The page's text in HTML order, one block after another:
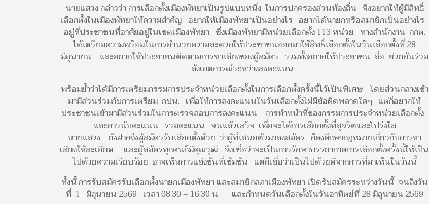
นายแสวง กล่าวว่า การเลือกตั้งเมืองพัทยาเป็นรูปแบบหนึ่ง ในการปกครองส่วนท้องถิ่น จึงอยากให้ผู้มีสิทธิ์
เลือกตั้งในเมืองพัทยาให้ความสำคัญ อยากให้เมืองพัทยาเป็นอย่างไร อยากได้นายกหรือสมาชิกเป็นอย่างไร
อยู่ที่ประชาชนที่อาศัยอยู่ในเขตเมืองพัทยา ซึ่งเมืองพัทยามีหน่วยเลือกตั้ง 113 หน่วย ทางสำนักงาน กกต.
ได้เตรียมความพร้อมในการอำนวยความสะดวกให้ประชาชนออกมาใช้สิทธิ์เลือกตั้งในวันเลือกตั้งที่ 28
มิถุนายน และอยากให้ประชาชนติดตามการหาเสียงของผู้สมัคร รวมทั้งอยากให้ประชาชน สื่อ ช่วยกันร่วม
สังเกตการณ์ระหว่างลงคะแนน
พร้อมย้ำว่าได้มีการเตรียมกรรมการประจำหน่วยเลือกตั้งในการเลือกตั้งครั้งนี้ไว้เป็นพิเศษ โดยส่วนกลางเข้า
มามีส่วนร่วมกับการเตรียม กปน. เพื่อให้การลงคะแนนในวันเลือกตั้งไม่มีข้อผิดพลาดใดๆ แต่ก็อยากให้
ประชาชนเข้ามามีส่วนร่วมในการตรวจสอบการลงคะแนน การทำหน้าที่ของกรรมการประจำหน่วยเลือกตั้ง
และการนับคะแนน รวมคะแนน จนแล้วเสร็จ เพื่อจะได้การเลือกตั้งที่สุจริตและโปร่งใส
นายแสวง ยังฝากถึงผู้สมัครรับเลือกตั้งด้วย ว่าผู้ที่เสนอตัวมาลงสมัคร ก็คงศึกษากฎหมายเกี่ยวกับการหา
เสียงให้ละเอียด และผู้สมัครทุกคนก็มีคุณวุฒิ จึงเชื่อว่าจะเป็นการรักษาบรรยากาศการเลือกตั้งครั้งนี้ให้เป็น
ไปด้วยความเรียบร้อย อาจเห็นการแข่งขันที่เข้มข้น แต่ก็เชื่อว่าเป็นไปด้วยดีจากการที่มาเห็นในวันนี้
ทั้งนี้ การรับสมัครรับเลือกตั้งนายกเมืองพัทยา และสมาชิกสภาเมืองพัทยา เปิดรับสมัครระหว่างวันนี้ จนถึงวัน
ที่ 1 มิถุนายน 2569 เวลา 08.30 – 16.30 น. และกำหนดวันเลือกตั้งในวันอาทิตย์ที่ 28 มิถุนายน 2569